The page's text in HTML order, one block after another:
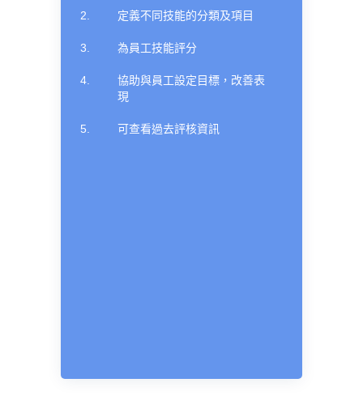
定義不同技能的分類及項目
為員工技能評分
協助與員工設定目標，改善表
現
可查看過去評核資訊